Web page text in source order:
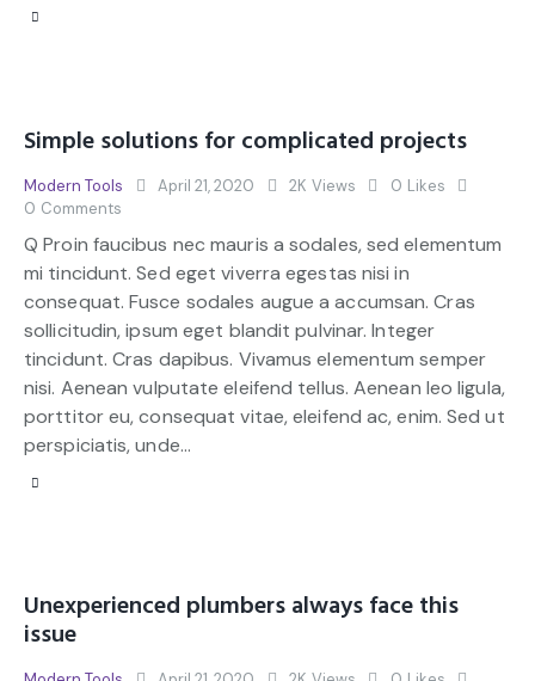
Simple solutions for complicated projects
Modern Tools April 21, 2020 2K Views 0 Likes
0 Comments
Q Proin faucibus nec mauris a sodales, sed elementum
mi tincidunt. Sed eget viverra egestas nisi in
consequat. Fusce sodales augue a accumsan. Cras
sollicitudin, ipsum eget blandit pulvinar. Integer
tincidunt. Cras dapibus. Vivamus elementum semper
nisi. Aenean vulputate eleifend tellus. Aenean leo ligula,
porttitor eu, consequat vitae, eleifend ac, enim. Sed ut
perspiciatis, unde…
Unexperienced plumbers always face this
issue